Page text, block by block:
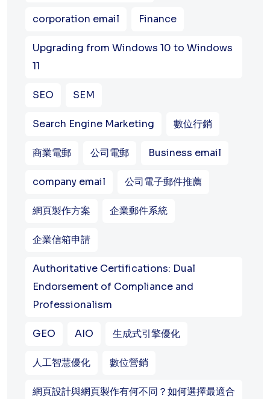
corporation email Finance
Upgrading from Windows 10 to Windows
11
SEO SEM
Search Engine Marketing 數位行銷
商業電郵 公司電郵 Business email
company email 公司電子郵件推薦
網頁製作方案 企業郵件系統
企業信箱申請
Authoritative Certifications: Dual
Endorsement of Compliance and
Professionalism
GEO AIO 生成式引擎優化
人工智慧優化 數位營銷
網頁設計與網頁製作有何不同？如何選擇最適合